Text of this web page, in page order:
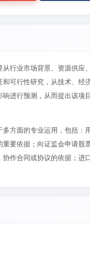
从行业市场背景、资源供
可行性研究，从技术、
进行预测，从而提出该
多方面的专业运用，包括
要依据；向证监会申请
作合同或协议的依据；